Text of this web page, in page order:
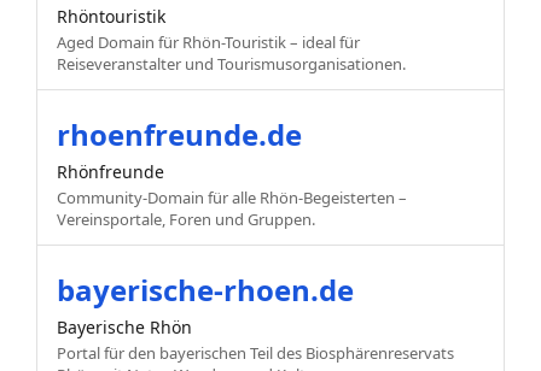
Rhöntouristik
Aged Domain für Rhön-Touristik – ideal für
Reiseveranstalter und Tourismusorganisationen.
rhoenfreunde.de
Rhönfreunde
Community-Domain für alle Rhön-Begeisterten –
Vereinsportale, Foren und Gruppen.
bayerische-rhoen.de
Bayerische Rhön
Portal für den bayerischen Teil des Biosphärenreservats